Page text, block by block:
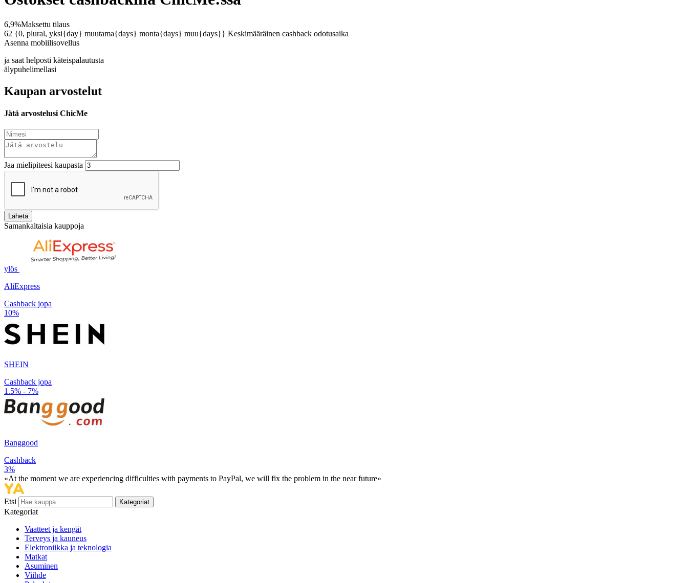
6,9%Maksettu tilaus
62 {0, plural, yksi{day} muutama{days} monta{days} muu{days}} Keskimääräinen cashback odotusaika
Asenna mobiilisovellus
ja saat helposti käteispalautusta
älypuhelimellasi
Kaupan arvostelut
Jätä arvostelusi ChicMe
Jaa mielipiteesi kaupasta
Lähetä
Samankaltaisia kauppoja
ylös
AliExpress
Cashback jopa
10%
SHEIN
Cashback jopa
1.5% - 7%
Banggood
Cashback
3%
«At the moment we are experiencing difficulties with payments to PayPal, we will fix the problem in the near future»
Etsi Kategoriat
Kategoriat
Vaatteet ja kengät
Terveys ja kauneus
Elektroniikka ja teknologia
Matkat
Asuminen
Viihde